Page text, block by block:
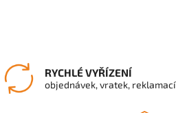
RYCHLÉ VYŘÍZENÍ
objednávek, vratek, reklamací